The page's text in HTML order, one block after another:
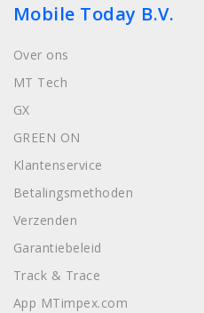
Mobile Today B.V.
Over ons
MT Tech
GX
GREEN ON
Klantenservice
Betalingsmethoden
Verzenden
Garantiebeleid
Track & Trace
App MTimpex.com